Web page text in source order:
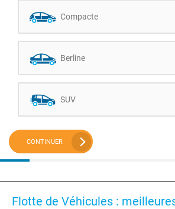
Compacte
Berline
SUV
CONTINUER
Flotte de Véhicules :